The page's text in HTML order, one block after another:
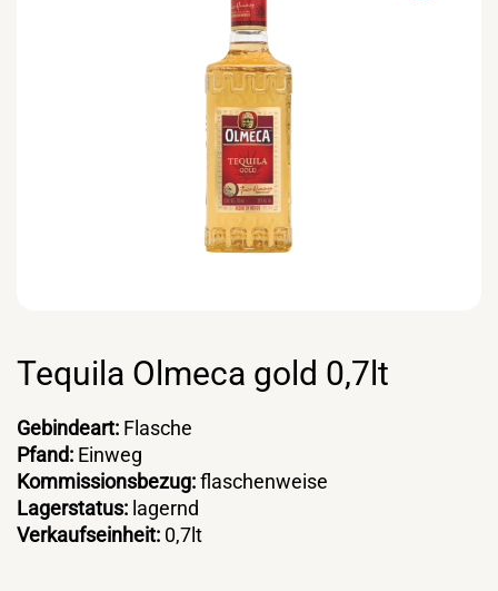
Tequila Olmeca gold 0,7lt
Gebindeart: Flasche
Pfand: Einweg
Kommissionsbezug:flaschenweise
Lagerstatus: lagernd
Verkaufseinheit: 0,7lt